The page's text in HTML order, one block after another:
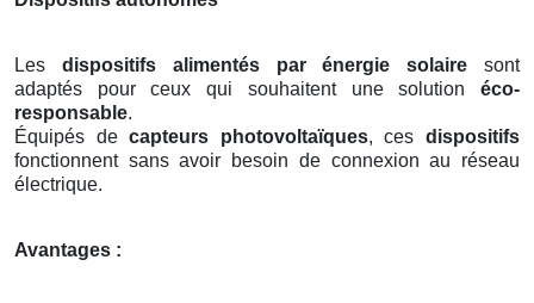
Les dispositifs alimentés par énergie solaire sont
adaptés pour ceux qui souhaitent une solution éco-
responsable.
Équipés decapteurs photovoltaïques, cesdispositifs
fonctionnent sans avoir besoin de connexion au réseau
électrique.
Avantages :